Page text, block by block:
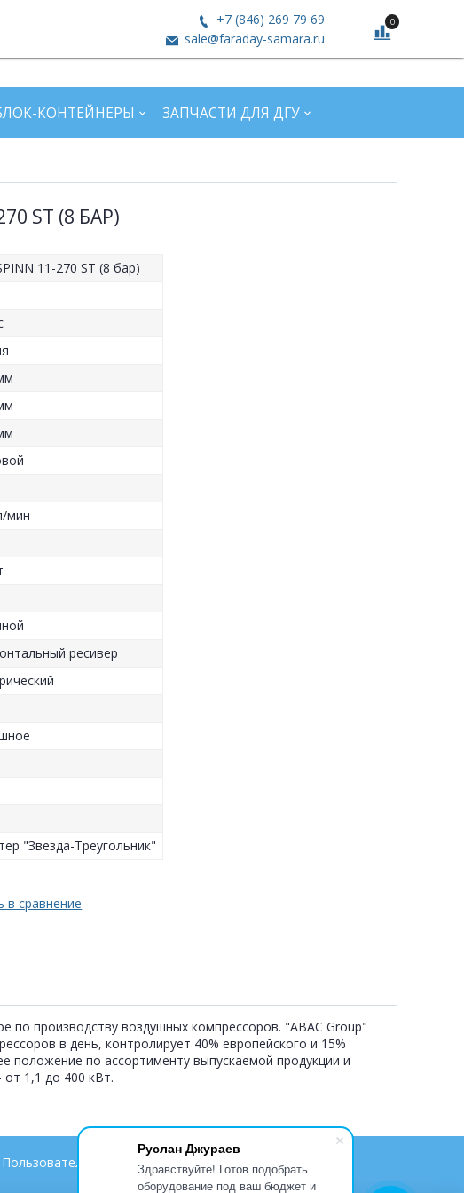
Руслан Джураев
Здравствуйте! Готов подобрать
оборудование под ваш бюджет и
+7 (846) 269 79 69
sale@faraday-samara.ru
0
КОНТЕЙНЕРЫ ЗАПЧАСТИ ДЛЯ ДГУ
ST (8 БАР)
11-270 ST (8 бар)
мин
ресивер
"Звезда-Треугольник"
в сравнение
по производству воздушных компрессоров. "ABAC Group"
в день, контролирует 40% европейского и 15%
положение по ассортименту выпускаемой продукции и
1,1 до 400 кВт.
Пользовательское соглашение Контакты Партнеры